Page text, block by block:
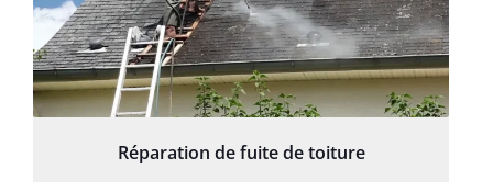
Réparation de fuite de toiture